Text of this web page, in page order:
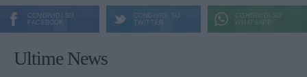
CONDIVIDI SU
FACEBOOK
CONDIVIDI SU
TWITTER
CONDIVIDI SU
WHATSAPP
Ultime News